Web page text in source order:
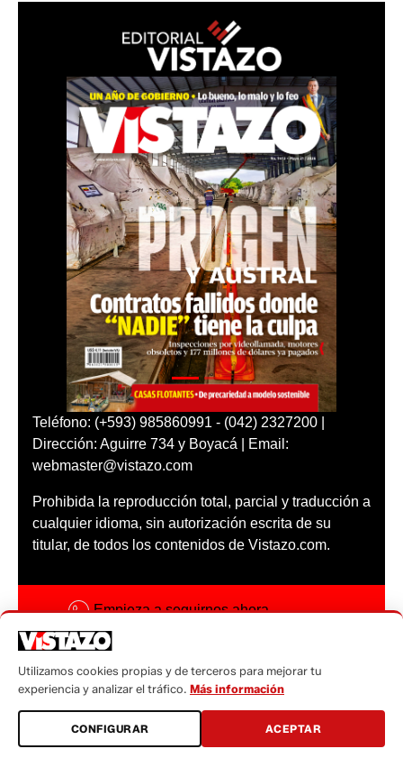
Teléfono: (+593) 985860991 - (042) 2327200 |
Dirección: Aguirre 734 y Boyacá | Email:
webmaster@vistazo.com
Prohibida la reproducción total, parcial y traducción a
cualquier idioma, sin autorización escrita de su
titular, de todos los contenidos de Vistazo.com.
Empieza a seguirnos ahora
Código ética
Sugerencias a:
sugerencias@vistazo.com
Utilizamos cookies propias y de terceros para mejorar tu
experiencia y analizar el tráfico. Más información
CONFIGURAR ACEPTAR